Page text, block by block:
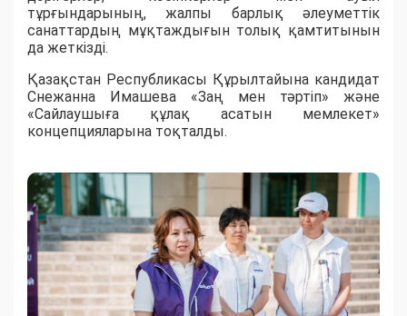
тұрғындарының, жалпы барлық әлеуметтік
санаттардың мұқтаждығын толық қамтитынын
да жеткізді.
Қазақстан Республикасы Құрылтайына кандидат
Снежанна Имашева «Заң мен тәртіп» және
«Сайлаушыға құлақ асатын мемлекет»
концепцияларына тоқталды.